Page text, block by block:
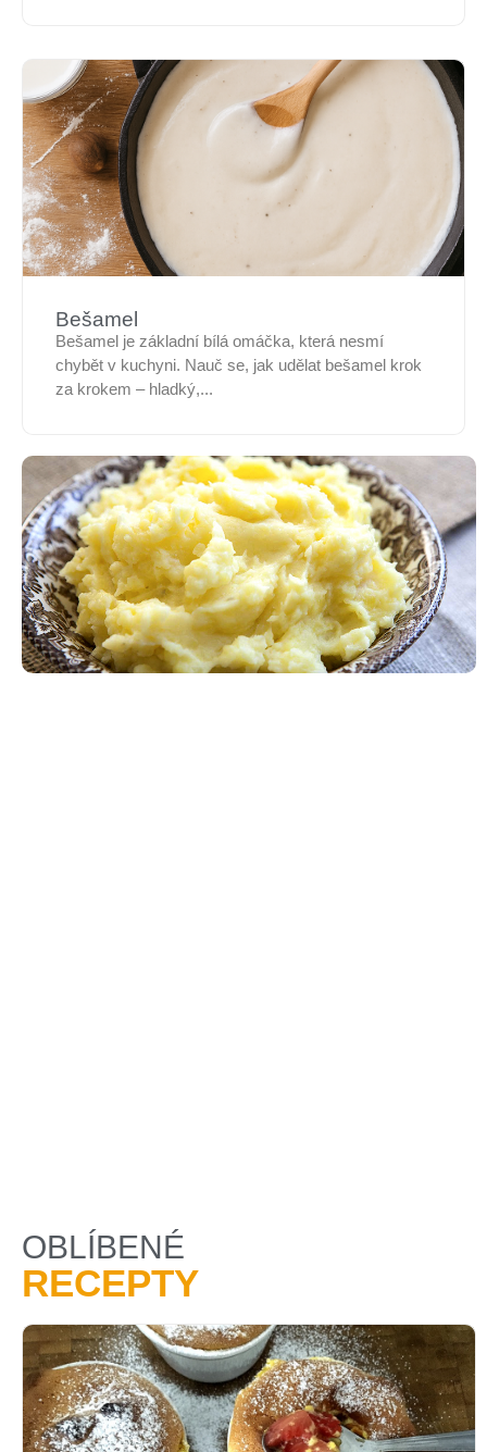
Bešamel
Bešamel je základní bílá omáčka, která nesmí
chybět v kuchyni. Nauč se, jak udělat bešamel krok
za krokem – hladký,...
OBLÍBENÉ
RECEPTY